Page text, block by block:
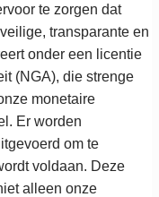
te zorgen dat
transparante en
onder een licentie
(NGA), die strenge
monetaire
Er worden
om te
voldaan. Deze
alleen onze